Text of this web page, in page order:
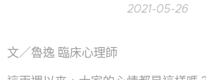
2021-05-26
文／魯逸 臨床心理師